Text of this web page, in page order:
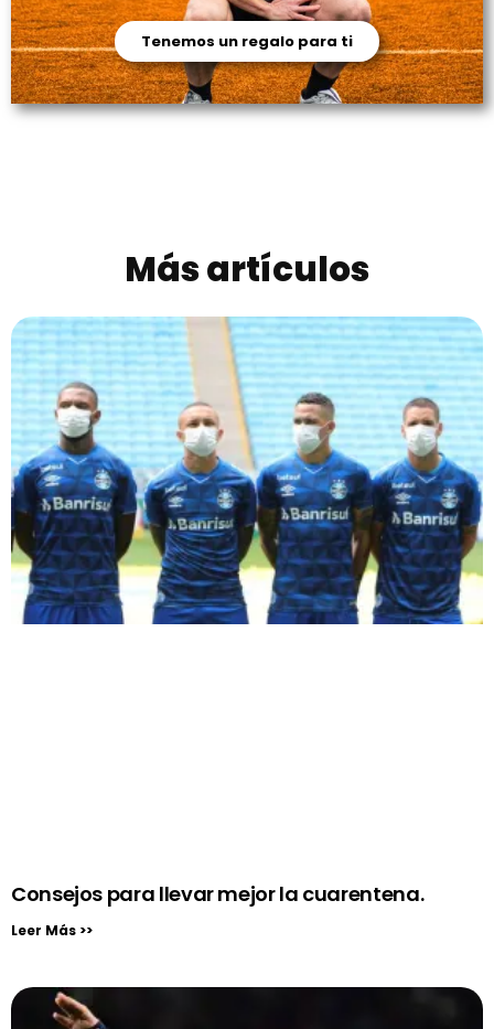
Tenemos un regalo para ti
Más artículos
Consejos para llevar mejor la cuarentena.
Leer Más >>